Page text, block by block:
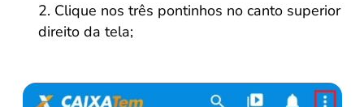
Clique nos três pontinhos no canto superior
direito da tela;